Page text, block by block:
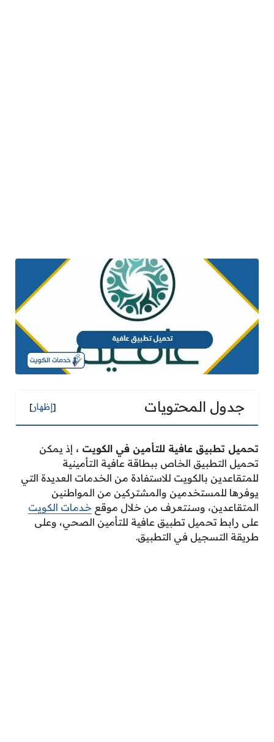
جدول المحتويات [إظهار]
تحميل تطبيق عافية للتأمين في الكويت ، إذ يمكن
تحميل التطبيق الخاص ببطاقة عافية التأمينية
للمتقاعدين بالكويت للاستفادة من الخدمات العديدة التي
يوفرها للمستخدمين والمشتركين من المواطنين
المتقاعدين، وسنتعرف من خلال موقع خدمات الكويت
على رابط تحميل تطبيق عافية للتأمين الصحي، وعلى
طريقة التسجيل في التطبيق.